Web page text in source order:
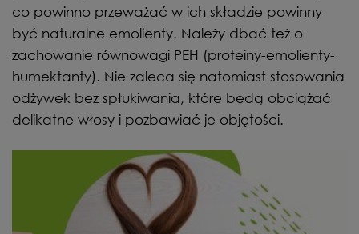
co powinno przeważać w ich składzie powinny
być naturalne emolienty. Należy dbać też o
zachowanie równowagi PEH (proteiny-emolienty-
humektanty). Nie zaleca się natomiast stosowania
odżywek bez spłukiwania, które będą obciążać
delikatne włosy i pozbawiać je objętości.